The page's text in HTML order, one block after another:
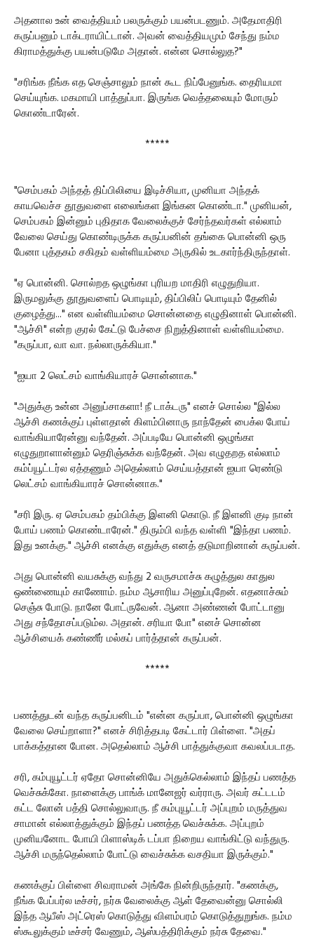
அதனால உன் வைத்தியம் பலருக்கும் பயன்படணும். அதேமாதிரி
கருப்பனும் டாக்டராயிட்டான். அவன் வைத்தியமும் சேந்து நம்ம
கிராமத்துக்கு பயன்படுமே அதான். என்ன சொல்லுத?"
"சரிங்க நீங்க எத செஞ்சாலும் நான் கூட நிப்பேனுங்க. தைரியமா
செய்யுங்க. மகமாயி பாத்துப்பா. இருங்க வெத்தலையும் மோரும்
கொண்டாரேன்.
*****
"செம்பகம் அந்தத் திப்பிலியை இடிச்சியா, முனியா அந்தக்
காயவெச்ச தூதுவளை எலைங்கள இங்கன கொண்டா." முனியன்,
செம்பகம் இன்னும் புதிதாக வேலைக்குச் சேர்ந்தவர்கள் எல்லாம்
வேலை செய்து கொண்டிருக்க கருப்பனின் தங்கை பொன்னி ஒரு
பேனா புத்தகம் சகிதம் வள்ளியம்மை அருகில் உடகார்ந்திருந்தாள்.
"ஏ பொன்னி. சொல்றத ஒழுங்கா புரியற மாதிரி எழுதுறியா.
இருமலுக்கு தூதுவளைப் பொடியும், திப்பிலிப் பொடியும் தேனில்
குழைத்து..." என வள்ளியம்மை சொன்னதை எழுதினாள் பொன்னி.
"ஆச்சி" என்ற குரல் கேட்டு பேச்சை நிறுத்தினாள் வள்ளியம்மை.
"கருப்பா, வா வா. நல்லாருக்கியா."
"ஐயா 2 லெட்சம் வாங்கியாரச் சொன்னாக."
"அதுக்கு உன்ன அனுப்சாகளா! நீ டாக்டரு" எனச் சொல்ல "இல்ல
ஆச்சி கணக்குப் புள்ளதான் கிளம்பினாரு நாந்தேன் பைக்ல போய்
வாங்கியாரேன்னு வந்தேன். அப்படியே பொன்னி ஒழுங்கா
எழுதுறாளான்னும் தெரிஞ்சுக்க வந்தேன். அவ எழுதறத எல்லாம்
கம்ப்யூட்டர்ல ஏத்தணும் அதெல்லாம் செய்யத்தான் ஐயா ரெண்டு
லெட்சம் வாங்கியாரச் சொன்னாக."
"சரி இரு. ஏ செம்பகம் தம்பிக்கு இளனி கொடு. நீ இளனி குடி நான்
போய் பணம் கொண்டாரேன்." திரும்பி வந்த வள்ளி "இந்தா பணம்.
இது உனக்கு." ஆச்சி எனக்கு எதுக்கு எனத் தடுமாறினான் கருப்பன்.
அது பொன்னி வயசுக்கு வந்து 2 வருசமாச்சு கழுத்துல காதுல
ஒண்ணையும் காணோம். நம்ம ஆசாரிய அனுப்புறேன். எதனாச்சும்
செஞ்சு போடு. நானே போட்ருவேன். ஆனா அண்ணன் போட்டானு
அது சந்தோசப்படும்ல. அதான். சரியா போ" எனச் சொன்ன
ஆச்சியைக் கண்ணீர் மல்கப் பார்த்தான் கருப்பன்.
*****
பணத்துடன் வந்த கருப்பனிடம் "என்ன கருப்பா, பொன்னி ஒழுங்கா
வேலை செய்றாளா?" எனச் சிரித்தபடி கேட்டார் பிள்ளை. "அதப்
பாக்கத்தான போன. அதெல்லாம் ஆச்சி பாத்துக்குவா கவலப்படாத.
சரி, கம்புயூட்டர் ஏதோ சொன்னியே அதுக்கெல்லாம் இந்தப் பணத்த
வெச்சுக்கோ. நாளைக்கு பாங்க் மானேஜர் வர்ராரு. அவர் கட்டடம்
கட்ட லோன் பத்தி சொல்லுவாரு. நீ கம்புயூட்டர் அப்புறம் மருத்துவ
சாமான் எல்லாத்துக்கும் இந்தப் பணத்த வெச்சுக்க. அப்புறம்
முனியனோட போயி பிளாஸ்டிக் டப்பா நிறைய வாங்கிட்டு வந்துரு.
ஆச்சி மருந்தெல்லாம் போட்டு வைச்சுக்க வசதியா இருக்கும்."
கணக்குப் பிள்ளை சிவராமன் அங்கே நின்றிருந்தார். "கணக்கு,
நீங்க பேப்பர்ல டீச்சர், நர்சு வேலைக்கு ஆள் தேவைன்னு சொல்லி
இந்த ஆபீஸ் அட்ரெஸ் கொடுத்து விளம்பரம் கொடுத்துறுங்க. நம்ம
ஸ்கூலுக்கும் டீச்சர் வேணும், ஆஸ்பத்திரிக்கும் நர்சு தேவை."